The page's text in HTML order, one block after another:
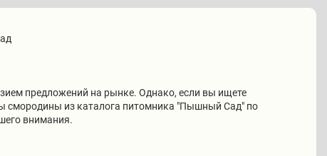
предложений на рынке. Однако, если вы ищете
смородины из каталога питомника "Пышный Сад" по
внимания.